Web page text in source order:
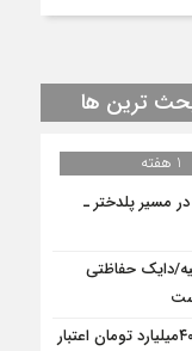
ترین ها
1 هفته
مسیر پلدختر ـ
بر ثانیه/دایک حفاظتی
برای احداث کانال سنگی شهر سراب حمام به ۴۰میلیارد تومان اعتبار